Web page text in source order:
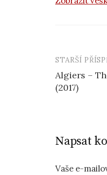
STARŠÍ
Algiers –
(2017)
Napsat
Vaše e-